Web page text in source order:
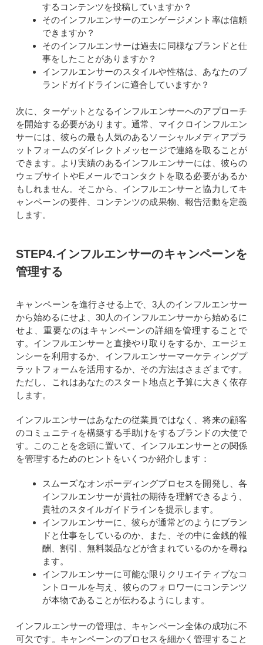
するコンテンツを投稿していますか？
そのインフルエンサーのエンゲージメント率は信頼
できますか？
そのインフルエンサーは過去に同様なブランドと仕
事をしたことがありますか？
インフルエンサーのスタイルや性格は、あなたのブ
ランドガイドラインに適合していますか？
次に、ターゲットとなるインフルエンサーへのアプローチ
を開始する必要があります。通常、マイクロインフルエン
サーには、彼らの最も人気のあるソーシャルメディアプラ
ットフォームのダイレクトメッセージで連絡を取ることが
できます。より実績のあるインフルエンサーには、彼らの
ウェブサイトやEメールでコンタクトを取る必要があるか
もしれません。そこから、インフルエンサーと協力してキ
ャンペーンの要件、コンテンツの成果物、報告活動を定義
します。
STEP4.インフルエンサーのキャンペーンを
管理する
キャンペーンを進行させる上で、3人のインフルエンサー
から始めるにせよ、30人のインフルエンサーから始めるに
せよ、重要なのはキャンペーンの詳細を管理することで
す。インフルエンサーと直接やり取りをするか、エージェ
ンシーを利用するか、インフルエンサーマーケティングプ
ラットフォームを活用するか、その方法はさまざまです。
ただし、これはあなたのスタート地点と予算に大きく依存
します。
インフルエンサーはあなたの従業員ではなく、将来の顧客
のコミュニティを構築する手助けをするブランドの大使で
す。このことを念頭に置いて、インフルエンサーとの関係
を管理するためのヒントをいくつか紹介します：
スムーズなオンボーディングプロセスを開発し、各
インフルエンサーが貴社の期待を理解できるよう、
貴社のスタイルガイドラインを提示します。
インフルエンサーに、彼らが通常どのようにブラン
ドと仕事をしているのか、また、その中に金銭的報
酬、割引、無料製品などが含まれているのかを尋ね
ます。
インフルエンサーに可能な限りクリエイティブなコ
ントロールを与え、彼らのフォロワーにコンテンツ
が本物であることが伝わるようにします。
インフルエンサーの管理は、キャンペーン全体の成功に不
可欠です。キャンペーンのプロセスを細かく管理すること